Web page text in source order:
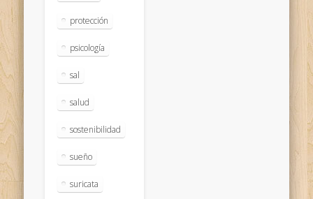
protección
psicología
sal
salud
sostenibilidad
sueño
suricata